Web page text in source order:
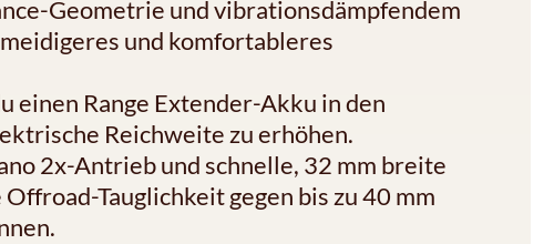
Geometrie und vibrationsdämpfendem
und komfortableres
einen Range Extender-Akku in den
Reichweite zu erhöhen.
2x-Antrieb und schnelle, 32 mm breite
Tauglichkeit gegen bis zu 40 mm